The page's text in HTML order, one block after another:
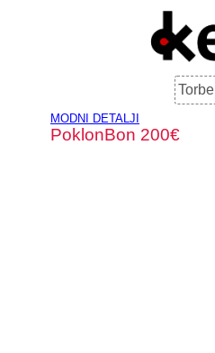
Torbe
MODNI DETALJI
PoklonBon 200€